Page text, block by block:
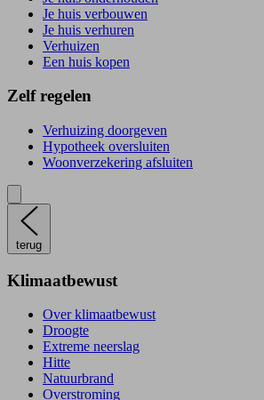
Je huis verbouwen
Je huis verhuren
Verhuizen
Een huis kopen
Zelf regelen
Verhuizing doorgeven
Hypotheek oversluiten
Woonverzekering afsluiten
terug
Klimaatbewust
Over klimaatbewust
Droogte
Extreme neerslag
Hitte
Natuurbrand
Overstroming